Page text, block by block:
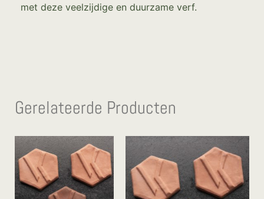
met deze veelzijdige en duurzame verf.
Gerelateerde Producten